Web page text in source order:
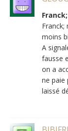
moins
A
fausse
on a
ne paie
laissé